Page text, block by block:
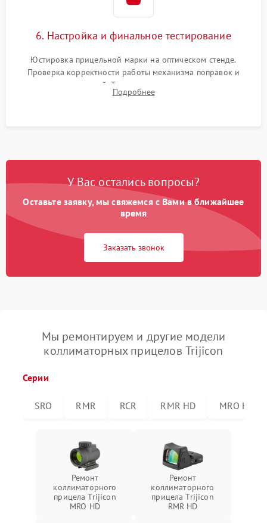
6. Настройка и финальное тестирование
Юстировка прицельной марки на оптическом стенде.
Проверка корректности работы механизма поправок и
отсутствия искажений. Тестирование прицела на ударном
стенде для подтверждения устойчивости к отдаче оружия и
Подробнее
У Вас остались вопросы?
Оставьте заявку, мы свяжемся с Вами в ближайшее
время
Заказать звонок
Мы ремонтируем и другие модели
коллиматорных прицелов Trijicon
Серии
SRO RMR RCR RMR HD MRO HD
Ремонт
коллиматорного
прицела Trijicon
MRO HD
Ремонт
коллиматорного
прицела Trijicon
RMR HD